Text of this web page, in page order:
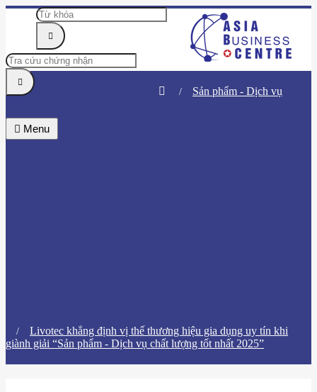
Menu
Sản phẩm - Dịch vụ
​Livotec khẳng định vị thế thương hiệu gia dụng uy tín khi
giành giải “Sản phẩm - Dịch vụ chất lượng tốt nhất 2025”